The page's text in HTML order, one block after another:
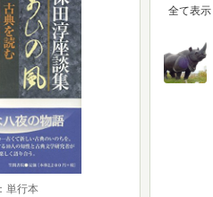
単行本
全て表示